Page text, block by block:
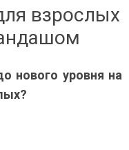
взрослых
нового уровня на